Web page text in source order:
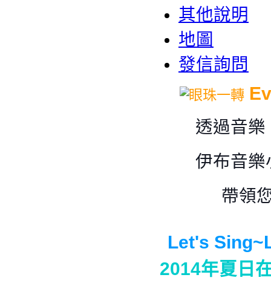
其他說明
地圖
發信詢問
透過音樂
伊布音樂
帶領
Let's
2014年夏日